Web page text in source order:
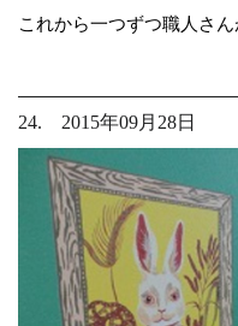
これから一つずつ職人さん
24. 2015年09月28日